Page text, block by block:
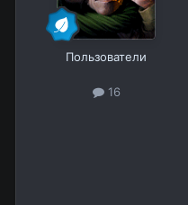
Пользователи
16